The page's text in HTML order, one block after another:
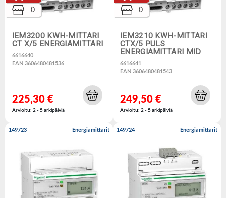
IEM3200 KWH-MITTARI
CT X/5 ENERGIAMITTARI
6616640
EAN 3606480481536
0
225,30 €
Arvioitu: 2 - 5 arkipäiviä
IEM3210 KWH-MITTARI
CTX/5 PULS
ENERGIAMITTARI MID
6616641
EAN 3606480481543
0
249,50 €
Arvioitu: 2 - 5 arkipäiviä
149723 Energiamittarit 149724 Energiamittarit